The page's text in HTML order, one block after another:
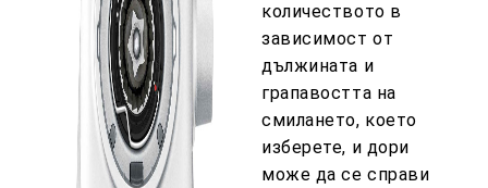
количеството в
зависимост от
дължината и
грапавостта на
смилането, което
изберете, и дори
може да се справи